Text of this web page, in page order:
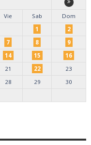
Vie Sab
Dom
1
2
7 8
9
14 15
16
21 22
23
28 29
30